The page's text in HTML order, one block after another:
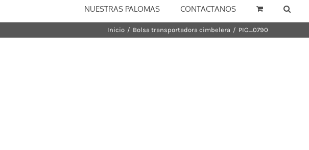
NUESTRAS PALOMAS CONTACTANOS
Inicio / Bolsa transportadora cimbelera / PIC_0790